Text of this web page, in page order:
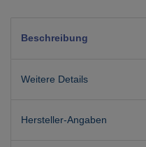
Beschreibung
Weitere Details
Hersteller-Angaben